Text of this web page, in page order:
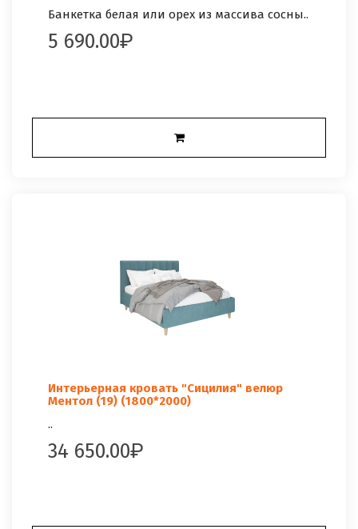
Банкетка белая или орех из массива сосны..
5 690.00
Интерьерная кровать "Сицилия" велюр
Ментол (19) (1800*2000)
..
34 650.00